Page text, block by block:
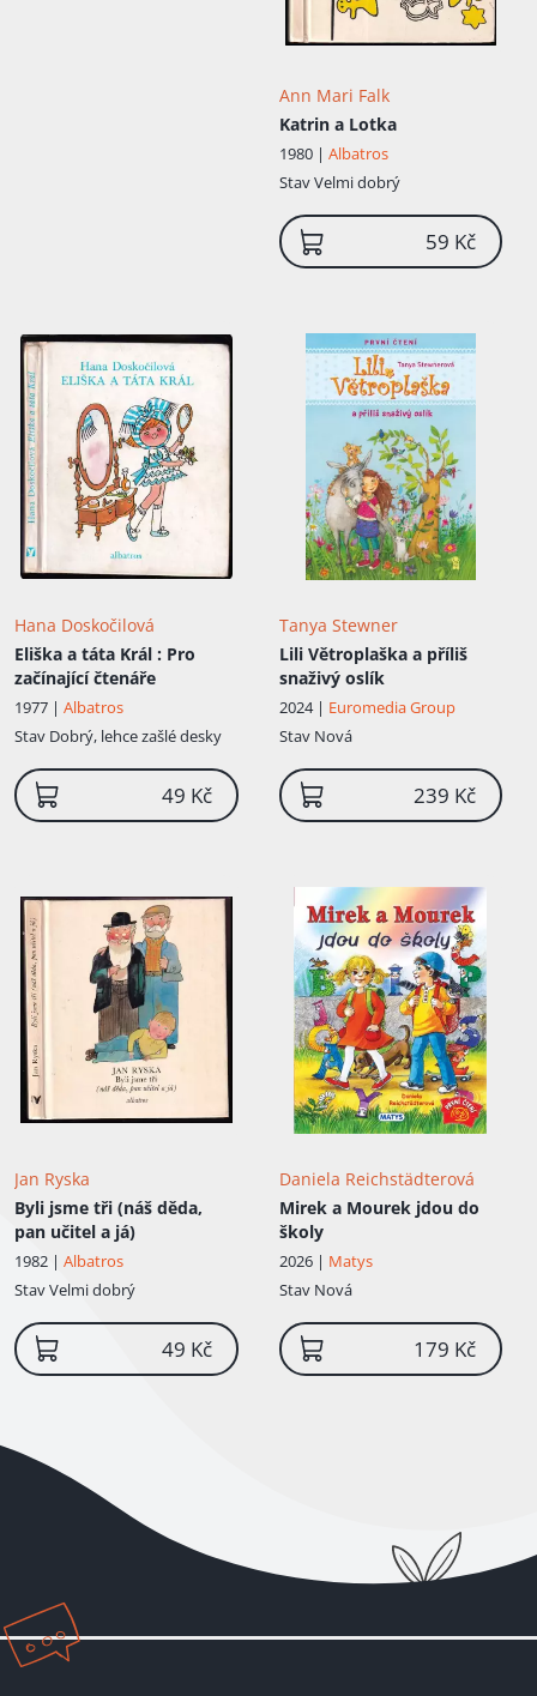
Ann Mari Falk
Katrin a Lotka
1980 | Albatros
StavVelmi dobrý
59 Kč
Hana Doskočilová
Eliška a táta Král : Pro
začínající čtenáře
1977 | Albatros
Stav Dobrý, lehce zašlé desky
49 Kč
Tanya Stewner
Lili Větroplaška a příliš
snaživý oslík
2024 | Euromedia Group
Stav Nová
239 Kč
Jan Ryska
Byli jsme tři (náš děda,
pan učitel a já)
1982 | Albatros
StavVelmi dobrý
49 Kč
Daniela Reichstädterová
Mirek a Mourek jdou do
školy
2026 | Matys
Stav Nová
179 Kč
Přidáno do košíku!